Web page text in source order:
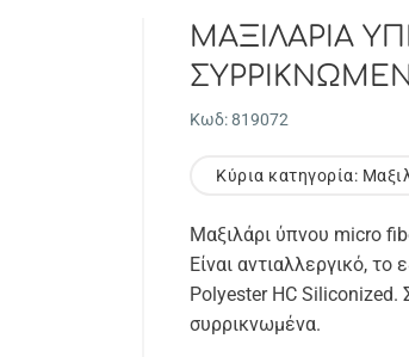
ΜΑΞΙΛΑΡΙΑ
Κωδ: 819072
Κύρια κατηγορία:
Μαξιλάρι ύπνου micro
Είναι αντιαλλεργικό,
Polyester HC Siliconized.
συρρικνωμένα.